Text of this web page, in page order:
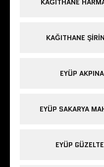
KAĞITHANE
EYÜP
EYÜP SAKARYA
EYÜP